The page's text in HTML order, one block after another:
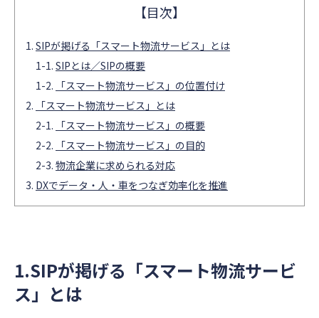
SIPが掲げる「スマート物流サービス」とは
SIPとは／SIPの概要
「スマート物流サービス」の位置付け
「スマート物流サービス」とは
「スマート物流サービス」の概要
「スマート物流サービス」の目的
物流企業に求められる対応
DXでデータ・人・車をつなぎ効率化を推進
1.SIPが掲げる「スマート物流サービ
ス」とは